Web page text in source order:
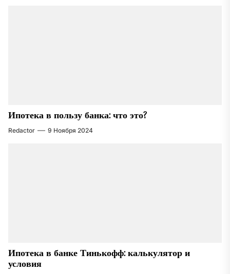
Ипотека в пользу банка: что это?
Redactor 9 Ноября 2024
Ипотека в банке Тинькофф: калькулятор и
условия